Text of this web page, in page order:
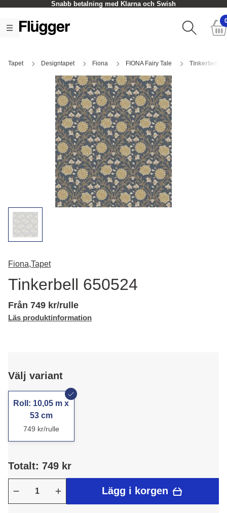
Snabb betalning med Klarna och Swish
Tapet Designtapet Fiona FIONA Fairy Tale Tinkerbell
Fiona,Tapet
Tinkerbell 650524
Från 749 kr/rulle
Läs produktinformation
Välj variant
Roll: 10,05 m x
53 cm
749 kr/rulle
Totalt: 749 kr
Lägg i korgen